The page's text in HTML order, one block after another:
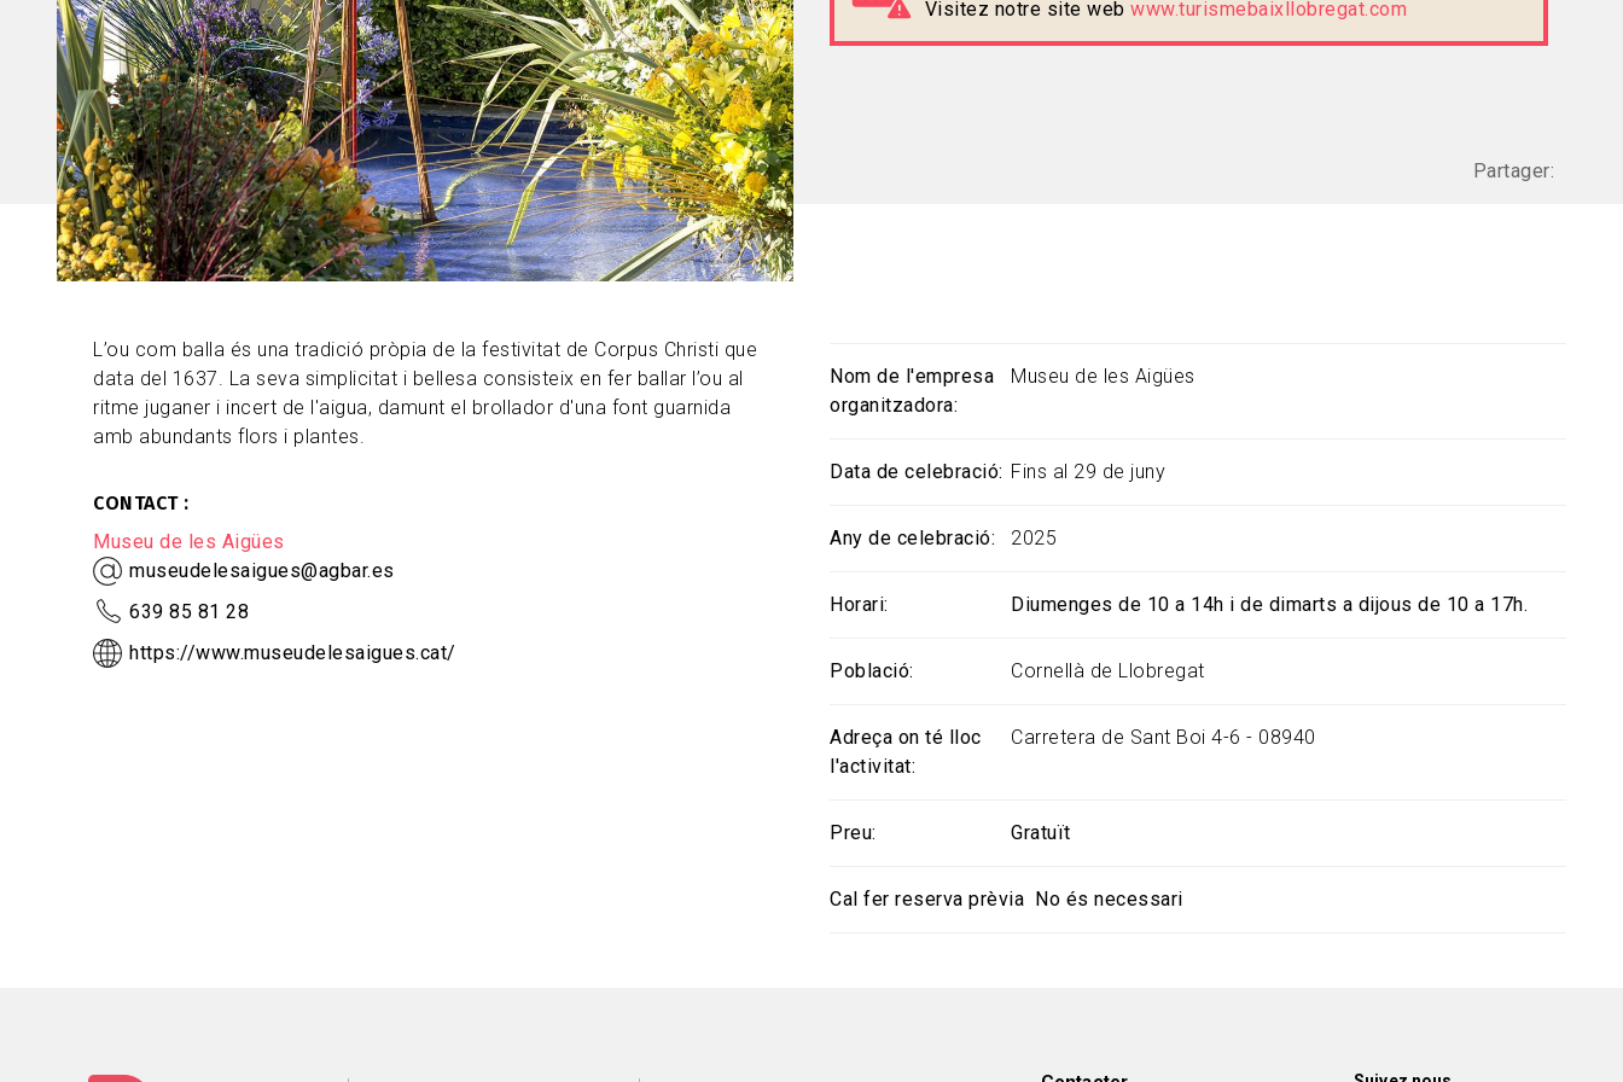
Visitez notre site web www.turismebaixllobregat.com
Partager:
L’ou com balla és una tradició pròpia de la festivitat de Corpus Christi que
data del 1637. La seva simplicitat i bellesa consisteix en fer ballar l’ou al
ritme juganer i incert de l'aigua, damunt el brollador d'una font guarnida
amb abundants flors i plantes.
CONTACT
Museu de les Aigües
museudelesaigues@agbar.es
639 85 81 28
https://www.museudelesaigues.cat/
Nom de l'empresa
organitzadora
Museu de les Aigües
Data de celebració Fins al 29 de juny
Any de celebració 2025
Horari Diumenges de 10 a 14h i de dimarts a dijous de 10 a 17h.
Població Cornellà de Llobregat
Adreça on té lloc
l'activitat
Carretera de Sant Boi 4-6 - 08940
Preu Gratuït
Cal fer reserva prèvia No és necessari